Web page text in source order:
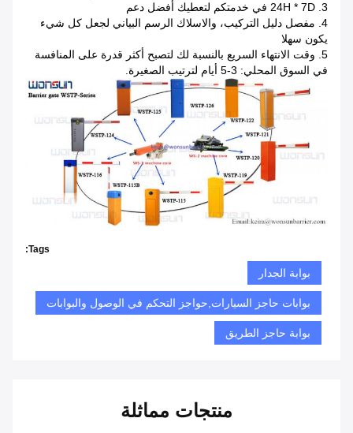
3. 24H * 7D في خدمتكم لتعطيك أفضل دعم
4. مفصل دليل التركيب، والاسلاك الرسم البياني لجعل كل شيء
يكون سهلا
5. وقت الانتهاء السريع بالنسبة لك لتصبح أكثر قدرة على المنافسة
في السوق المحلي: 3-5 أيام لترتيب الصغيرة.
Tags:
بوابة الجدار
بوابات حاجز السيارات,حواجز التحكم في الوصول والبوابات
بوابة حاجز الطريق
منتجات مماثلة